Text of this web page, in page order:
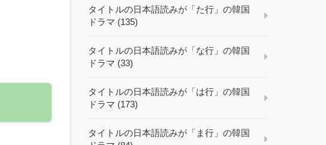
タイトルの日本語読みが「た行」の韓国
ドラマ (135)
タイトルの日本語読みが「な行」の韓国
ドラマ (33)
タイトルの日本語読みが「は行」の韓国
ドラマ (173)
タイトルの日本語読みが「ま行」の韓国